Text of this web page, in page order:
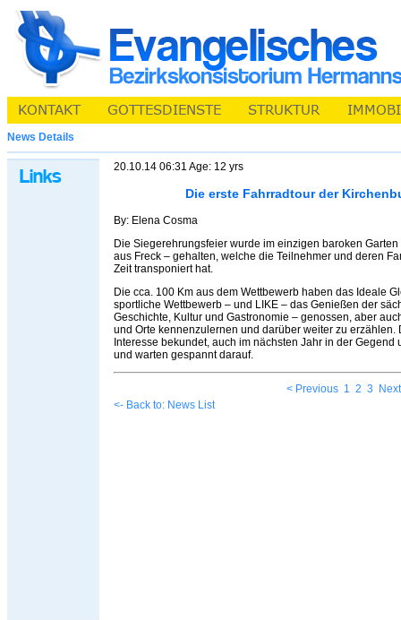
News Details
20.10.14 06:31 Age: 12 yrs
Die erste Fahrradtour der
By: Elena Cosma
Die Siegerehrungsfeier wurde im einzigen baroken
aus Freck – gehalten, welche die Teilnehmer und deren
Zeit transponiert hat.
Die cca. 100 Km aus dem Wettbewerb haben das Ideale
sportliche Wettbewerb – und LIKE – das Genießen der
Geschichte, Kultur und Gastronomie – genossen, aber
und Orte kennenzulernen und darüber weiter zu erzählen.
Interesse bekundet, auch im nächsten Jahr in der
und warten gespannt darauf.
< Previous 1 2 3
<- Back to: News List